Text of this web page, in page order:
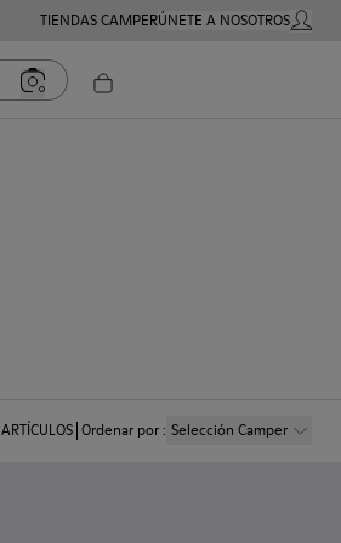
TIENDAS CAMPERÚNETE A NOSOTROSMI
ARTÍCULOS Ordenar por: Selección Camper